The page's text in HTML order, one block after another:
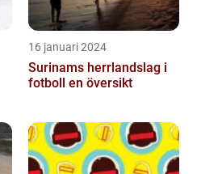
16 januari 2024
Surinams herrlandslag i
fotboll en översikt